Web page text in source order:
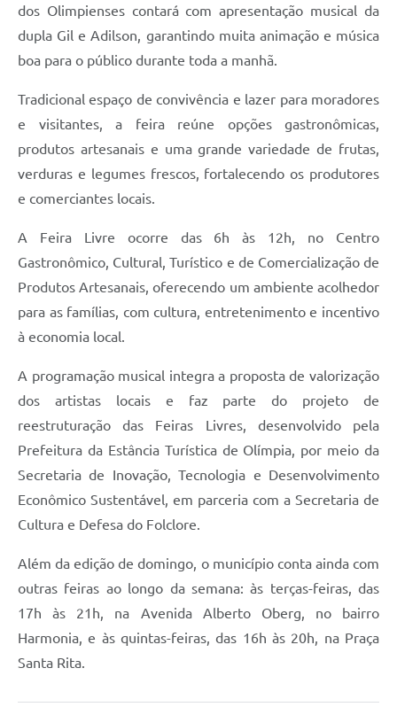
dos Olimpienses contará com apresentação musical da
dupla Gil e Adilson, garantindo muita animação e música
boa para o público durante toda a manhã.
Tradicional espaço de convivência e lazer para moradores
e visitantes, a feira reúne opções gastronômicas,
produtos artesanais e uma grande variedade de frutas,
verduras e legumes frescos, fortalecendo os produtores
e comerciantes locais.
A Feira Livre ocorre das 6h às 12h, no Centro
Gastronômico, Cultural, Turístico e de Comercialização de
Produtos Artesanais, oferecendo um ambiente acolhedor
para as famílias, com cultura, entretenimento e incentivo
à economia local.
A programação musical integra a proposta de valorização
dos artistas locais e faz parte do projeto de
reestruturação das Feiras Livres, desenvolvido pela
Prefeitura da Estância Turística de Olímpia, por meio da
Secretaria de Inovação, Tecnologia e Desenvolvimento
Econômico Sustentável, em parceria com a Secretaria de
Cultura e Defesa do Folclore.
Além da edição de domingo, o município conta ainda com
outras feiras ao longo da semana: às terças-feiras, das
17h às 21h, na Avenida Alberto Oberg, no bairro
Harmonia, e às quintas-feiras, das 16h às 20h, na Praça
Santa Rita.